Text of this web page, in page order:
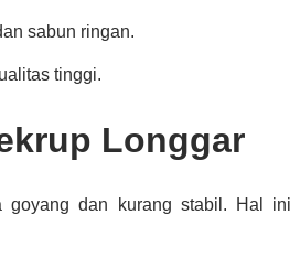
sabun ringan.
tinggi.
Longgar
dan kurang stabil. Hal ini